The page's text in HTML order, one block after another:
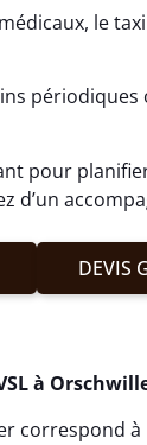
le
pour
d’un
DEVIS
à
correspond